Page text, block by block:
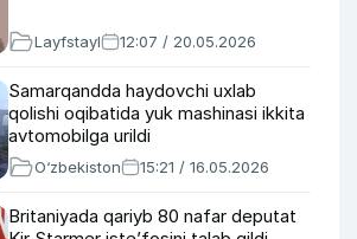
Layfstayl 12:07 / 20.05.2026
Samarqandda haydovchi uxlab
qolishi oqibatida yuk mashinasi ikkita
avtomobilga urildi
O‘zbekiston 15:21 / 16.05.2026
Britaniyada qariyb 80 nafar deputat